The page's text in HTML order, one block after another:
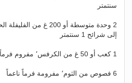
سنتمتر
إلى شرائح 1 سنتمتر
1 كعب أو 50 غ من الكرفس٬ مفروم فرماً ناعماً
6 فصوص من الثوم٬ مفرومة فرماً ناعماً